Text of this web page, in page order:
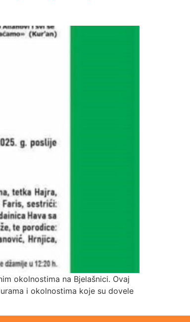
okolnostima na Bjelašnici. Ovaj
i okolnostima koje su dovele